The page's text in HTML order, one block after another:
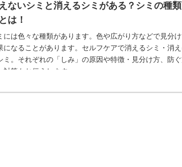
ないシミと消えるシミがある？シミの種
は！
には色々な種類があります。色や広がり方などで見分
になることがあります。セルフケアで消えるシミ・消
ミ。それぞれの「しみ」の原因や特徴・見分け方、防
対策もお伝えします。